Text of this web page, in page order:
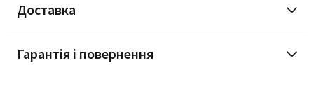
Доставка
Гарантія і повернення